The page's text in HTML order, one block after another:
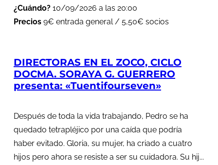
¿Cuándo? 10/09/2026 a las 20:00
Precios 9€ entrada general / 5,50€ socios
DIRECTORAS EN EL ZOCO, CICLO
DOCMA. SORAYA G. GUERRERO
presenta: «Tuentifourseven»
Después de toda la vida trabajando, Pedro se ha
quedado tetrapléjico por una caída que podría
haber evitado. Gloria, su mujer, ha criado a cuatro
hijos pero ahora se resiste a ser su cuidadora. Su hij...